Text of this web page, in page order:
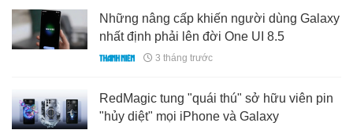
Những nâng cấp khiến người dùng Galaxy
nhất định phải lên đời One UI 8.5
3 tháng trước
RedMagic tung "quái thú" sở hữu viên pin
"hủy diệt" mọi iPhone và Galaxy